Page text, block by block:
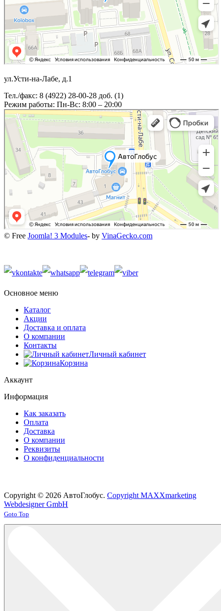
ул.Усти-на-Лабе, д.1
Тел./факс: 8 (4922) 28-00-28 доб. (1)
Режим работы: Пн-Вс: 8:00 – 20:00
© Free Joomla! 3 Modules- by VinaGecko.com
Основное меню
Каталог
Акции
Доставка и оплата
О компании
Контакты
Личный кабинет
Корзина
Аккаунт
Информация
Как заказать
Оплата
Доставка
О компании
Реквизиты
О конфиденциальности
Copyright © 2026 АвтоГлобус. Copyright MAXXmarketing
Webdesigner GmbH
Joomla! 3 Templates
Goto Top